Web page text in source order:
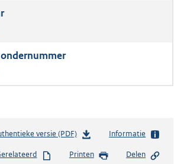
versie (PDF)b
s
Informatie
Printen Delen